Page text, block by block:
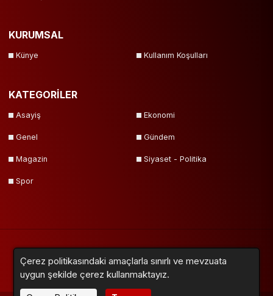
KURUMSAL
Künye Kullanım Koşulları
KATEGORİLER
Asayiş Ekonomi
Genel Gündem
Magazin Siyaset - Politika
Spor
YazarlarVideolarGalerilerAnketler
Çerez politikasındaki amaçlarla sınırlı ve mevzuata
uygun şekilde çerez kullanmaktayız.